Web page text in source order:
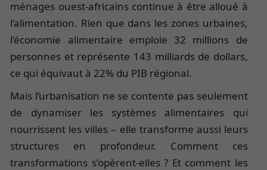
ménages ouest-africains continue à être alloué à
l’alimentation. Rien que dans les zones urbaines,
l’économie alimentaire emploie 32 millions de
personnes et représente 143 milliards de dollars,
ce qui équivaut à 22% du PIB régional.
Mais l’urbanisation ne se contente pas seulement
de dynamiser les systèmes alimentaires qui
nourrissent les villes – elle transforme aussi leurs
structures en profondeur. Comment ces
transformations s’opèrent-elles ? Et comment les